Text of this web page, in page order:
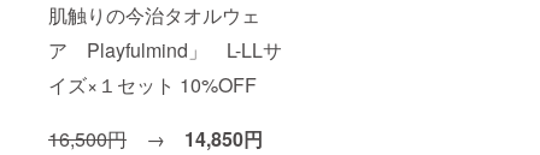
肌触りの今治タオルウェ
ア Playfulmind」 L-LLサ
イズ×１セット 10%OFF
16,500円 → 14,850円